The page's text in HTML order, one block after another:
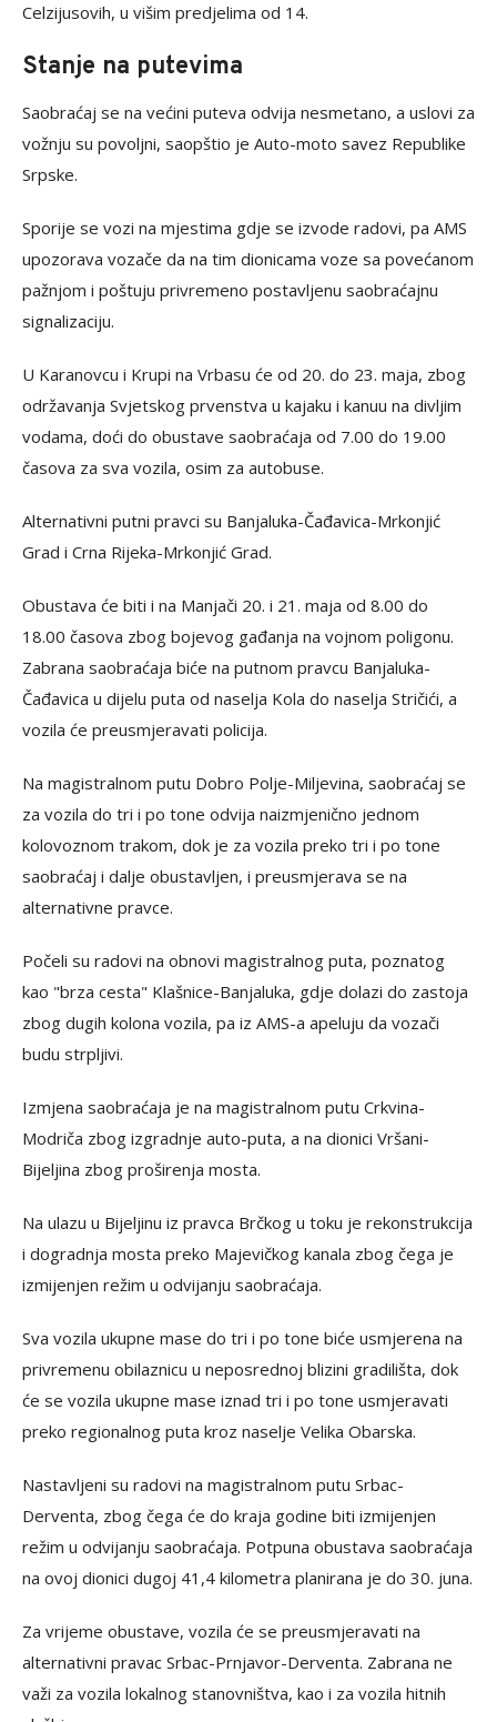
Celzijusovih, u višim predjelima od 14.
Stanje na putevima
Saobraćaj se na većini puteva odvija nesmetano, a uslovi za
vožnju su povoljni, saopštio je Auto-moto savez Republike
Srpske.
Sporije se vozi na mjestima gdje se izvode radovi, pa AMS
upozorava vozače da na tim dionicama voze sa povećanom
pažnjom i poštuju privremeno postavljenu saobraćajnu
signalizaciju.
U Karanovcu i Krupi na Vrbasu će od 20. do 23. maja, zbog
održavanja Svjetskog prvenstva u kajaku i kanuu na divljim
vodama, doći do obustave saobraćaja od 7.00 do 19.00
časova za sva vozila, osim za autobuse.
Alternativni putni pravci su Banjaluka-Čađavica-Mrkonjić
Grad i Crna Rijeka-Mrkonjić Grad.
Obustava će biti i na Manjači 20. i 21. maja od 8.00 do
18.00 časova zbog bojevog gađanja na vojnom poligonu.
Zabrana saobraćaja biće na putnom pravcu Banjaluka-
Čađavica u dijelu puta od naselja Kola do naselja Stričići, a
vozila će preusmjeravati policija.
Na magistralnom putu Dobro Polje-Miljevina, saobraćaj se
za vozila do tri i po tone odvija naizmjenično jednom
kolovoznom trakom, dok je za vozila preko tri i po tone
saobraćaj i dalje obustavljen, i preusmjerava se na
alternativne pravce.
Počeli su radovi na obnovi magistralnog puta, poznatog
kao "brza cesta" Klašnice-Banjaluka, gdje dolazi do zastoja
zbog dugih kolona vozila, pa iz AMS-a apeluju da vozači
budu strpljivi.
Izmjena saobraćaja je na magistralnom putu Crkvina-
Modriča zbog izgradnje auto-puta, a na dionici Vršani-
Bijeljina zbog proširenja mosta.
Na ulazu u Bijeljinu iz pravca Brčkog u toku je rekonstrukcija
i dogradnja mosta preko Majevičkog kanala zbog čega je
izmijenjen režim u odvijanju saobraćaja.
Sva vozila ukupne mase do tri i po tone biće usmjerena na
privremenu obilaznicu u neposrednoj blizini gradilišta, dok
će se vozila ukupne mase iznad tri i po tone usmjeravati
preko regionalnog puta kroz naselje Velika Obarska.
Nastavljeni su radovi na magistralnom putu Srbac-
Derventa, zbog čega će do kraja godine biti izmijenjen
režim u odvijanju saobraćaja. Potpuna obustava saobraćaja
na ovoj dionici dugoj 41,4 kilometra planirana je do 30. juna.
Za vrijeme obustave, vozila će se preusmjeravati na
alternativni pravac Srbac-Prnjavor-Derventa. Zabrana ne
važi za vozila lokalnog stanovništva, kao i za vozila hitnih